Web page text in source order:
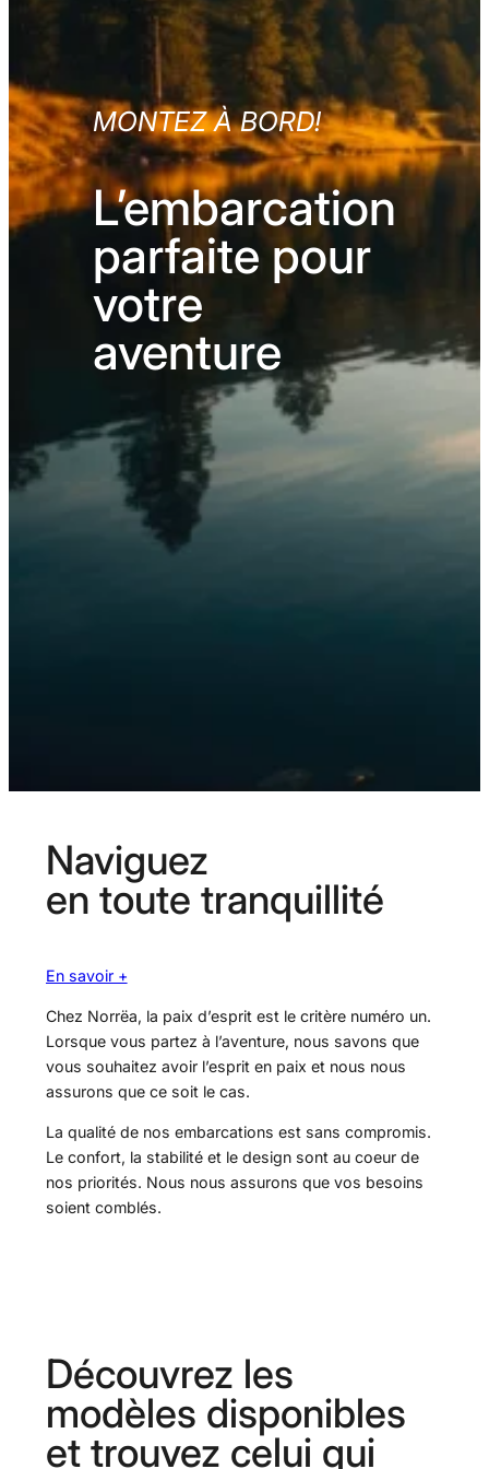
MONTEZ À BORD!
L’embarcation
parfaite pour
votre
aventure
Naviguez
en toute tranquillité
En savoir +
Chez Norrëa, la paix d’esprit est le critère numéro un.
Lorsque vous partez à l’aventure, nous savons que
vous souhaitez avoir l’esprit en paix et nous nous
assurons que ce soit le cas.
La qualité de nos embarcations est sans compromis.
Le confort, la stabilité et le design sont au coeur de
nos priorités. Nous nous assurons que vos besoins
soient comblés.
Découvrez les
modèles disponibles
et trouvez celui qui